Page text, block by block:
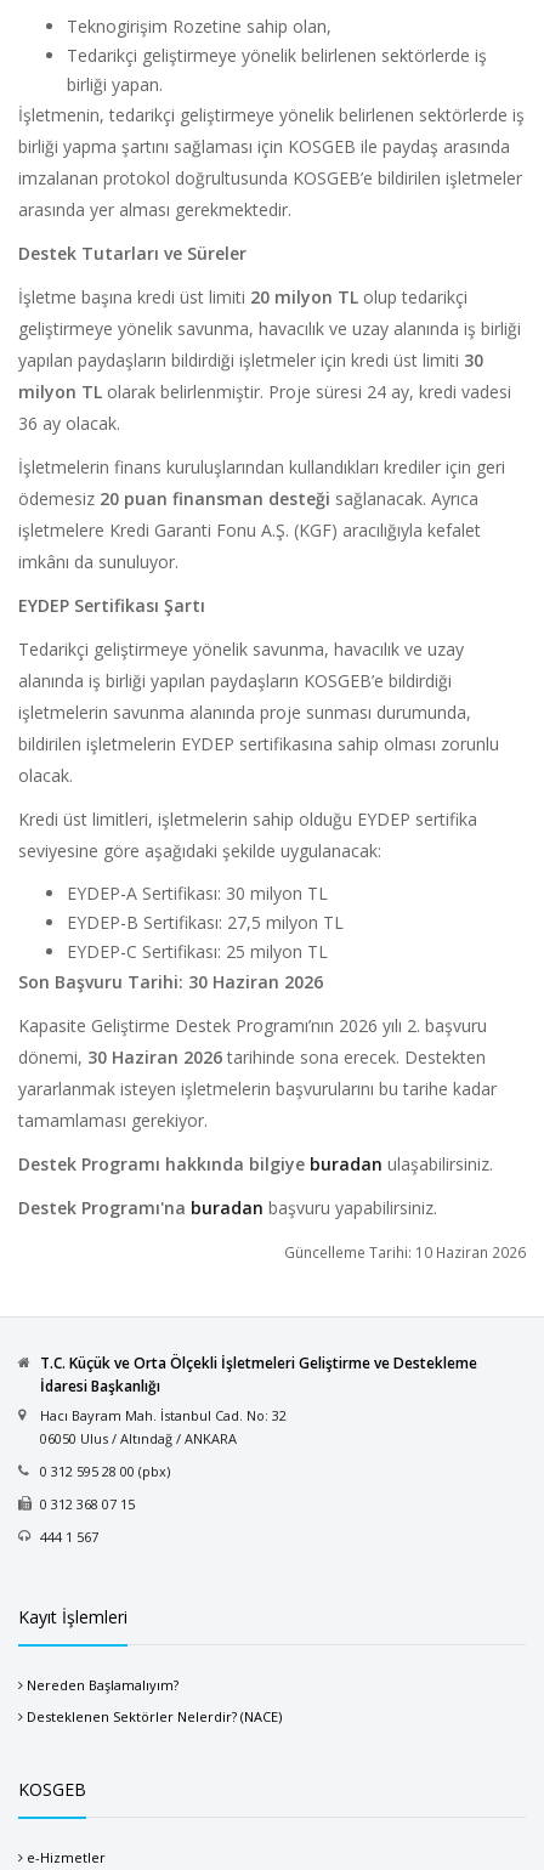
Teknogirişim Rozetine sahip olan,
Tedarikçi geliştirmeye yönelik belirlenen sektörlerde iş
birliği yapan.
İşletmenin, tedarikçi geliştirmeye yönelik belirlenen sektörlerde iş
birliği yapma şartını sağlaması için KOSGEB ile paydaş arasında
imzalanan protokol doğrultusunda KOSGEB’e bildirilen işletmeler
arasında yer alması gerekmektedir.
Destek Tutarları ve Süreler
İşletme başına kredi üst limiti 20 milyon TL olup tedarikçi
geliştirmeye yönelik savunma, havacılık ve uzay alanında iş birliği
yapılan paydaşların bildirdiği işletmeler için kredi üst limiti 30
milyon TL olarak belirlenmiştir. Proje süresi 24 ay, kredi vadesi
36 ay olacak.
İşletmelerin finans kuruluşlarından kullandıkları krediler için geri
ödemesiz 20 puan finansman desteği sağlanacak. Ayrıca
işletmelere Kredi Garanti Fonu A.Ş. (KGF) aracılığıyla kefalet
imkânı da sunuluyor.
EYDEP Sertifikası Şartı
Tedarikçi geliştirmeye yönelik savunma, havacılık ve uzay
alanında iş birliği yapılan paydaşların KOSGEB’e bildirdiği
işletmelerin savunma alanında proje sunması durumunda,
bildirilen işletmelerin EYDEP sertifikasına sahip olması zorunlu
olacak.
Kredi üst limitleri, işletmelerin sahip olduğu EYDEP sertifika
seviyesine göre aşağıdaki şekilde uygulanacak:
EYDEP-A Sertifikası: 30 milyon TL
EYDEP-B Sertifikası: 27,5 milyon TL
EYDEP-C Sertifikası: 25 milyon TL
Son Başvuru Tarihi: 30 Haziran 2026
Kapasite Geliştirme Destek Programı’nın 2026 yılı 2. başvuru
dönemi, 30 Haziran 2026tarihinde sona erecek. Destekten
yararlanmak isteyen işletmelerin başvurularını bu tarihe kadar
tamamlaması gerekiyor.
Destek Programı hakkında bilgiye buradan ulaşabilirsiniz.
Destek Programı'na buradan başvuru yapabilirsiniz.
Güncelleme Tarihi: 10 Haziran 2026
T.C. Küçük ve Orta Ölçekli İşletmeleri Geliştirme ve Destekleme
İdaresi Başkanlığı
Hacı Bayram Mah. İstanbul Cad. No: 32
06050 Ulus / Altındağ / ANKARA
0 312 595 28 00 (pbx)
0 312 368 07 15
444 1 567
Kayıt İşlemleri
Nereden Başlamalıyım?
Desteklenen Sektörler Nelerdir? (NACE)
KOSGEB
e-Hizmetler